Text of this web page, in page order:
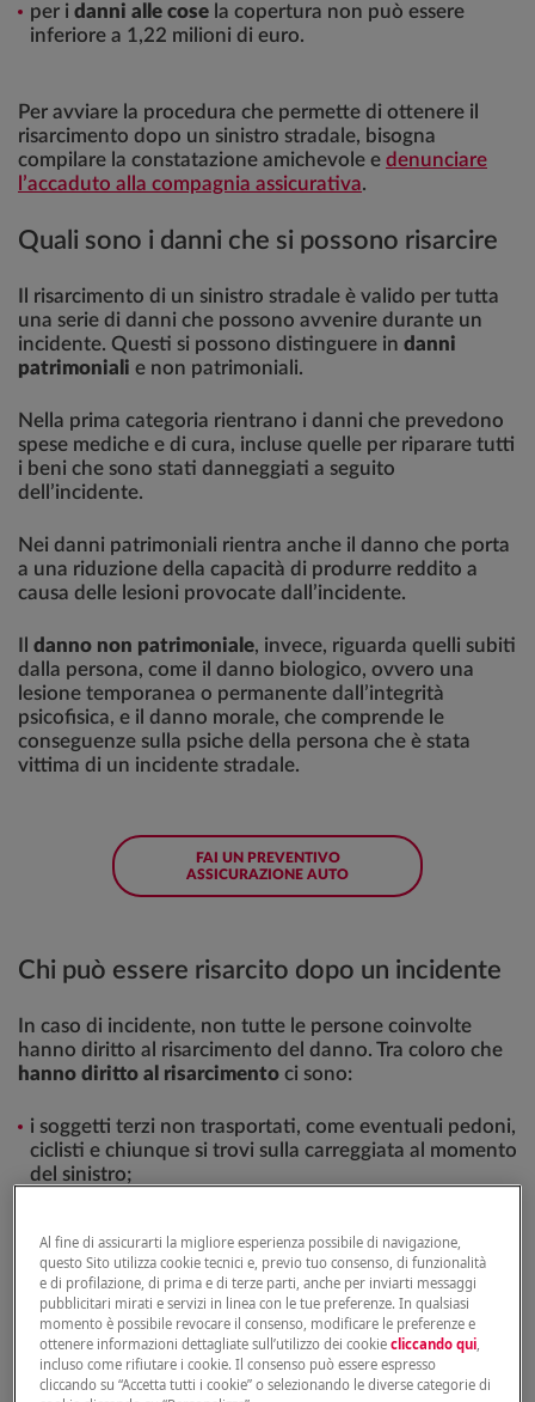
per i danni alle cose la copertura non può essere
inferiore a 1,22 milioni di euro.
Per avviare la procedura che permette di ottenere il
risarcimento dopo un sinistro stradale, bisogna
compilare la constatazione amichevole e denunciare
l’accaduto alla compagnia assicurativa.
Quali sono i danni che si possono risarcire
Il risarcimento di un sinistro stradale è valido per tutta
una serie di danni che possono avvenire durante un
incidente. Questi si possono distinguere in danni
patrimoniali e non patrimoniali.
Nella prima categoria rientrano i danni che prevedono
spese mediche e di cura, incluse quelle per riparare tutti
i beni che sono stati danneggiati a seguito
dell’incidente.
Nei danni patrimoniali rientra anche il danno che porta
a una riduzione della capacità di produrre reddito a
causa delle lesioni provocate dall’incidente.
danno non patrimoniale, invece, riguarda quelli subiti
dalla persona, come il danno biologico, ovvero una
lesione temporanea o permanente dall’integrità
psicofisica, e il danno morale, che comprende le
conseguenze sulla psiche della persona che è stata
vittima di un incidente stradale.
FAI UN PREVENTIVO
ASSICURAZIONE AUTO
Chi può essere risarcito dopo un incidente
In caso di incidente, non tutte le persone coinvolte
hanno diritto al risarcimento del danno. Tra coloro che
hanno diritto al risarcimento ci sono:
i soggetti terzi non trasportati, come eventuali pedoni,
ciclisti e chiunque si trovi sulla carreggiata al momento
del sinistro;
provocato il sinistro e che hanno diritto solo al
risarcimento dei danni fisici.
Mentrenon ha diritto al risarcimentodel danno:
Al fine di assicurarti la migliore esperienza possibile di navigazione,
questo Sito utilizza cookie tecnici e, previo tuo consenso, di funzionalità
e di profilazione, di prima e di terze parti, anche per inviarti messaggi
pubblicitari mirati e servizi in linea con le tue preferenze. In qualsiasi
momento è possibile revocare il consenso, modificare le preferenze e
ottenere informazioni dettagliate sull’utilizzo dei cookiecliccando qui,
incluso come rifiutare i cookie. Il consenso può essere espresso
cliccando su “Accetta tutti i cookie” o selezionando le diverse categorie di